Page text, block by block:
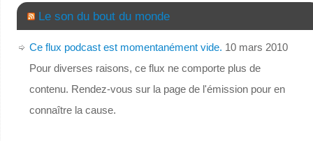
Le son du bout du monde
Ce flux podcast est momentanément vide. 10 mars 2010
Pour diverses raisons, ce flux ne comporte plus de
contenu. Rendez-vous sur la page de l'émission pour en
connaître la cause.